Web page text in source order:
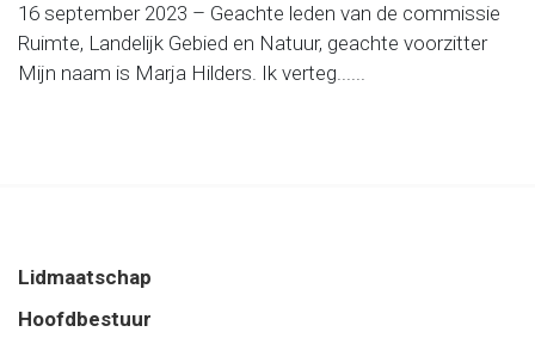
16 september 2023 – Geachte leden van de commissie
Ruimte, Landelijk Gebied en Natuur, geachte voorzitter
Mijn naam is Marja Hilders. Ik verteg......
Lidmaatschap
Hoofdbestuur